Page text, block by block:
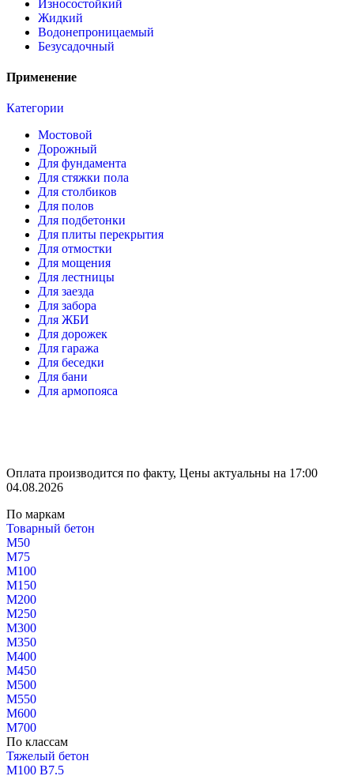
Износостойкий
Жидкий
Водонепроницаемый
Безусадочный
Применение
Категории
Мостовой
Дорожный
Для фундамента
Для стяжки пола
Для столбиков
Для полов
Для подбетонки
Для плиты перекрытия
Для отмостки
Для мощения
Для лестницы
Для заезда
Для забора
Для ЖБИ
Для дорожек
Для гаража
Для беседки
Для бани
Для армопояса
Оплата производится по факту, Цены актуальны на 17:00
04.08.2026
По маркам
Товарный бетон
М50
М75
М100
М150
М200
М250
М300
М350
М400
М450
М500
М550
М600
М700
По классам
Тяжелый бетон
М100 В7.5